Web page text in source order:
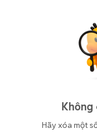
Không
Hãy xóa một